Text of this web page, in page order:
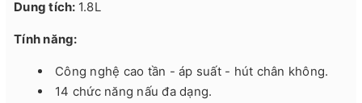
Dung tích: 1.8L
Tính năng:
Công nghệ cao tần - áp suất - hút chân không.
14 chức năng nấu đa dạng.